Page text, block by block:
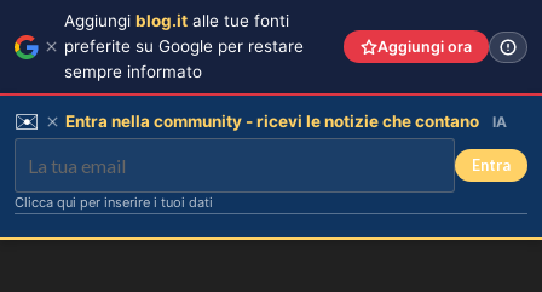
Aggiungi blog.it alle tue fonti
preferite su Google per restare
sempre informato
Aggiungi ora
✉️ Entra nella community - ricevi le notizie che contano IA
Entra
Clicca qui per inserire i tuoi dati